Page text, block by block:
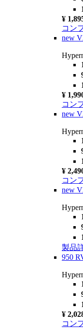
¥
コン
new
¥
コン
new
¥
コン
new
製品
950
¥
コン